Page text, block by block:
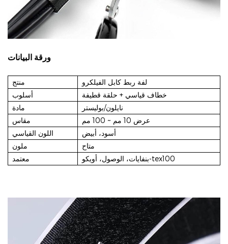
ورقة البيانات
منتج
لفة ربط كابل الفيلكرو
أسلوب
خطاف قياسي + حلقة قطيفة
مادة
نايلون/بوليستر
مقاس
عرض 10 مم ~ 100 مم
اللون القياسي
أسود، أبيض
ملون
متاح
معتمد
بنفايات، الوصول، أويكو-tex100